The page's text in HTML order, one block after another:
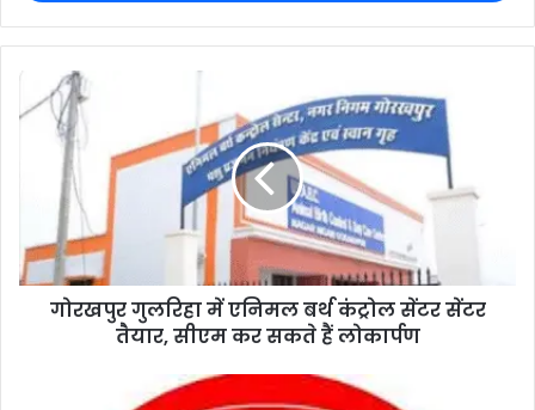
गोरखपुर गुलरिहा में एनिमल बर्थ कंट्रोल सेंटर सेंटर
तैयार, सीएम कर सकते हैं लोकार्पण